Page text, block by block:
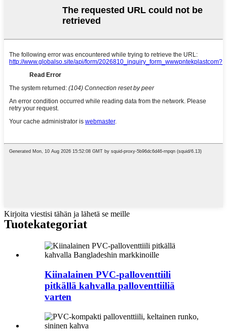
Kirjoita viestisi tähän ja lähetä se meille
Tuotekategoriat
Kiinalainen PVC-palloventtiili
pitkällä kahvalla palloventtiiliä
varten